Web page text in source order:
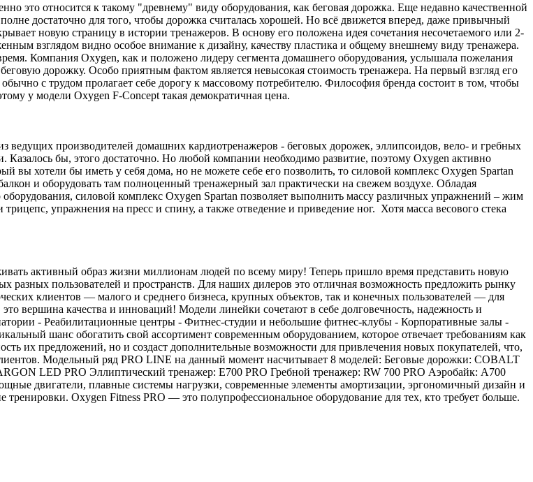
это относится к такому "древнему" виду оборудования, как беговая дорожка. Еще недавно качественной
достаточно для того, чтобы дорожка считалась хорошей. Но всё движется вперед, даже привычный
новую страницу в истории тренажеров. В основу его положена идея сочетания несочетаемого или 2-
взглядом видно особое внимание к дизайну, качеству пластика и общему внешнему виду тренажера.
Компания Oxygen, как и положено лидеру сегмента домашнего оборудования, услышала пожелания
дорожку. Особо приятным фактом является невысокая стоимость тренажера. На первый взгляд его
с трудом пролагает себе дорогу к массовому потребителю. Философия бренда состоит в том, чтобы
у модели Oxygen F-Concept такая демократичная цена.
ведущих производителей домашних кардиотренажеров - беговых дорожек, эллипсоидов, вело- и гребных
бы, этого достаточно. Но любой компании необходимо развитие, поэтому Oxygen активно
вы хотели бы иметь у себя дома, но не можете себе его позволить, то силовой комплекс Oxygen Spartan
и оборудовать там полноценный тренажерный зал практически на свежем воздухе. Обладая
силовой комплекс Oxygen Spartan позволяет выполнить массу различных упражнений – жим
упражнения на пресс и спину, а также отведение и приведение ног. Хотя масса весового стека
активный образ жизни миллионам людей по всему миру! Теперь пришло время представить новую
разных пользователей и пространств. Для наших дилеров это отличная возможность предложить рынку
клиентов — малого и среднего бизнеса, крупных объектов, так и конечных пользователей — для
вершина качества и инноваций! Модели линейки сочетают в себе долговечность, надежность и
- Реабилитационные центры - Фитнес-студии и небольшие фитнес-клубы - Корпоративные залы -
шанс обогатить свой ассортимент современным оборудованием, которое отвечает требованиям как
их предложений, но и создаст дополнительные возможности для привлечения новых покупателей, что,
Модельный ряд PRO LINE на данный момент насчитывает 8 моделей: Беговые дорожки: COBALT
LED PRO Эллиптический тренажер: E700 PRO Гребной тренажер: RW 700 PRO Аэробайк: A700
двигатели, плавные системы нагрузки, современные элементы амортизации, эргономичный дизайн и
Oxygen Fitness PRO — это полупрофессиональное оборудование для тех, кто требует больше.